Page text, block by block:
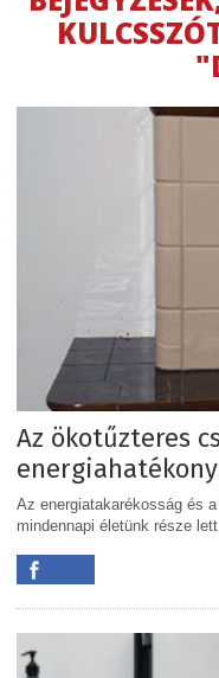
Az ökotűzteres
Az energiatakarékosság és
mindennapi életünk része